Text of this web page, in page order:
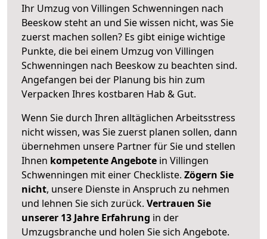
Ihr Umzug von Villingen Schwenningen nach
Beeskow steht an und Sie wissen nicht, was Sie
zuerst machen sollen? Es gibt einige wichtige
Punkte, die bei einem Umzug von Villingen
Schwenningen nach Beeskow zu beachten sind.
Angefangen bei der Planung bis hin zum
Verpacken Ihres kostbaren Hab & Gut.
Wenn Sie durch Ihren alltäglichen Arbeitsstress
nicht wissen, was Sie zuerst planen sollen, dann
übernehmen unsere Partner für Sie und stellen
Ihnen kompetente Angebote in Villingen
Schwenningen mit einer Checkliste. Zögern Sie
nicht, unsere Dienste in Anspruch zu nehmen
und lehnen Sie sich zurück. Vertrauen Sie
unserer 13 Jahre Erfahrung in der
Umzugsbranche und holen Sie sich Angebote.